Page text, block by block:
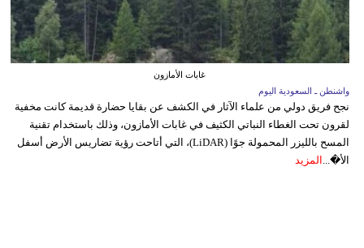
غابات الأمازون
واشنطن ـ السعودية اليوم
نجح فريق دولي من علماء الآثار في الكشف عن بقايا حضارة قديمة كانت مخفية
لقرون تحت الغطاء النباتي الكثيف في غابات الأمازون، وذلك باستخدام تقنية
المسح بالليزر المحمولة جوًا (LiDAR)، التي أتاحت رؤية تضاريس الأرض أسفل
الأ�... المزيد